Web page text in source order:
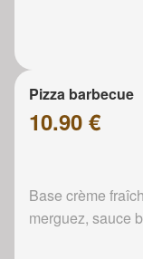
Pizza barbecue
10.90 €
Base crème
merguez, sauce